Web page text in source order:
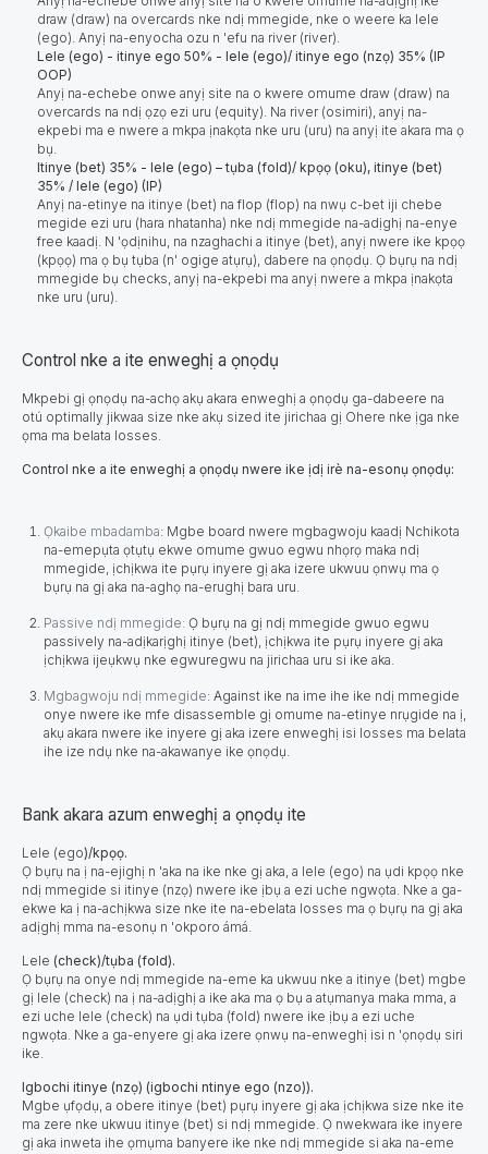
draw (draw) na overcards nke ndị mmegide, nke o weere ka lele
(ego). Anyị na-enyocha ozu n 'efu na river (river).
Lele (ego) - itinye ego 50% - lele (ego)/ itinye ego (nzọ) 35% (IP
OOP)
Anyị na-echebe onwe anyị site na o kwere omume draw (draw) na
overcards na ndị ọzọ ezi uru (equity). Na river (osimiri), anyị na-
ekpebi ma e nwere a mkpa ịnakọta nke uru (uru) na anyị ite akara ma ọ
bụ.
Itinye (bet) 35% - lele (ego) – tụba (fold)/ kpọọ (oku), itinye (bet)
35% / lele (ego) (IP)
Anyị na-etinye na itinye (bet) na flop (flop) na nwụ c-bet iji chebe
megide ezi uru (hara nhatanha) nke ndị mmegide na-adịghị na-enye
free kaadị. N 'ọdịnihu, na nzaghachi a itinye (bet), anyị nwere ike kpọọ
(kpọọ) ma ọ bụ tụba (n' ogige atụrụ), dabere na ọnọdụ. Ọ bụrụ na ndị
mmegide bụ checks, anyị na-ekpebi ma anyị nwere a mkpa ịnakọta
nke uru (uru).
Control nke a ite enweghị a ọnọdụ
Mkpebi gị ọnọdụ na-achọ akụ akara enweghị a ọnọdụ ga-dabeere na
otú optimally jikwaa size nke akụ sized ite jirichaa gị Ohere nke ịga nke
ọma ma belata losses.
Control nke a ite enweghị a ọnọdụ nwere ike ịdị irè na-esonụ ọnọdụ:
Ọkaibe mbadamba: Mgbe board nwere mgbagwoju kaadị Nchikota
na-emepụta ọtụtụ ekwe omume gwuo egwu nhọrọ maka ndị
mmegide, ịchịkwa ite pụrụ inyere gị aka izere ukwuu ọnwụ ma ọ
bụrụ na gị aka na-aghọ na-erughị bara uru.
Passive ndị mmegide: Ọ bụrụ na gị ndị mmegide gwuo egwu
passively na-adịkarịghị itinye (bet), ịchịkwa ite pụrụ inyere gị aka
ịchịkwa ijeụkwụ nke egwuregwu na jirichaa uru si ike aka.
Mgbagwoju ndị mmegide: Against ike na ime ihe ike ndị mmegide
onye nwere ike mfe disassemble gị omume na-etinye nrụgide na ị,
akụ akara nwere ike inyere gị aka izere enweghị isi losses ma belata
ihe ize ndụ nke na-akawanye ike ọnọdụ.
Bank akara azum enweghị a ọnọdụ ite
Lele (ego)/kpọọ.
Ọ bụrụ na ị na-ejighị n 'aka na ike nke gị aka, a lele (ego) na ụdi kpọọ nke
ndị mmegide si itinye (nzọ) nwere ike ịbụ a ezi uche ngwọta. Nke a ga-
ekwe ka ị na-achịkwa size nke ite na-ebelata losses ma ọ bụrụ na gị aka
adịghị mma na-esonụ n 'okporo ámá.
Lele (check)/tụba (fold).
Ọ bụrụ na onye ndị mmegide na-eme ka ukwuu nke a itinye (bet) mgbe
gị lele (check) na ị na-adịghị a ike aka ma ọ bụ a atụmanya maka mma, a
ezi uche lele (check) na ụdi tụba (fold) nwere ike ịbụ a ezi uche
ngwọta. Nke a ga-enyere gị aka izere ọnwụ na-enweghị isi n 'ọnọdụ siri
ike.
Igbochi itinye (nzọ) (igbochi ntinye ego (nzo)).
Mgbe ụfọdụ, a obere itinye (bet) pụrụ inyere gị aka ịchịkwa size nke ite
ma zere nke ukwuu itinye (bet) si ndị mmegide. Ọ nwekwara ike inyere
gị aka inweta ihe ọmụma banyere ike nke ndị mmegide si aka na-eme